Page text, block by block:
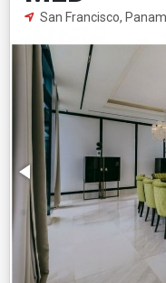
San Francisco,